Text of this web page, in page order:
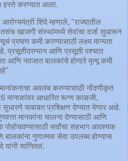
हस्ते करण्यात आला.
आरोग्यमंत्री शिंदे म्हणाले, "राज्यातील
तसंच खाजगी संस्थांमध्ये सेवांचा दर्जा सुधारून
प्रमाण कमी करण्यासाठी लक्ष्य मान्यता
आणि प्रसूती पश्चात
आणि नवजात बालकांचे होणारे मृत्यू कमी
मानांकनाचा अवलंब करण्यासाठी नोंदणीकृत
मानाकांवर आधारित रूग्ण काळजी,
सुधारणे याबाबत प्रशिक्षण देण्यात येणार आहे.
मानकांना चालना देण्यासाठी आणि
पोहोचवण्यासाठी सर्वांचा सहभाग आवश्यक
गुणात्मक सेवा उपलब्ध होण्यास
यांनी सांगितलं.